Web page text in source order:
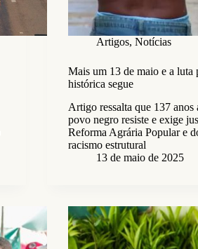
Artigos,Notícias
Mais um 13 de maio e a luta
histórica segue
Artigo ressalta que 137 anos
povo negro resiste e exige
Reforma Agrária Popular e
racismo estrutural
13 de maio de 2025